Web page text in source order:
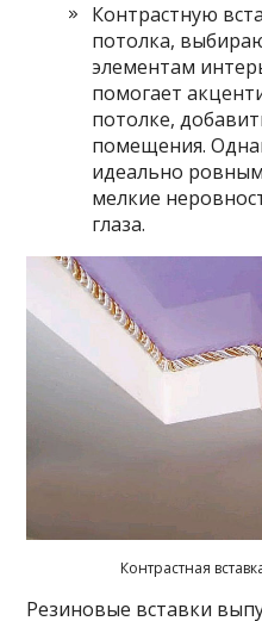
Контрастную
потолка,
элементам
помогает
потолке,
помещения.
идеально
мелкие
глаза.
Контрастная
Резиновые вставки